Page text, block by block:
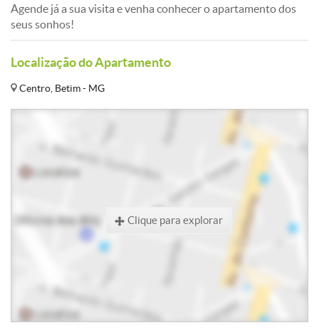
Agende já a sua visita e venha conhecer o apartamento dos
seus sonhos!
Localização do Apartamento
Centro, Betim - MG
Clique para explorar